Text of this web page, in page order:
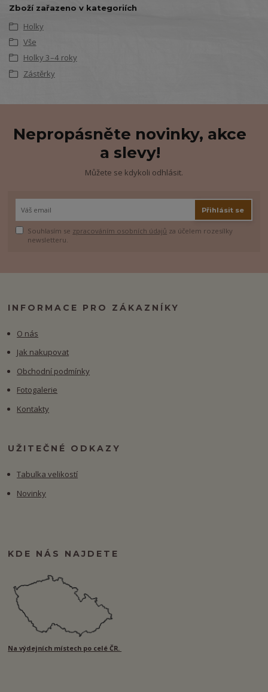
Zboží zařazeno v kategoriích
Holky
Vše
Holky 3–4 roky
Zástěrky
Nepropásněte novinky, akce
a slevy!
Můžete se kdykoli odhlásit.
Přihlásit se
Souhlasím se zpracováním osobních údajů za účelem rozesílky
newsletteru.
INFORMACE PRO ZÁKAZNÍKY
O nás
Jak nakupovat
Obchodní podmínky
Fotogalerie
Kontakty
UŽITEČNÉ ODKAZY
Tabulka velikostí
Novinky
KDE NÁS NAJDETE
Na výdejních místech po celé ČR.